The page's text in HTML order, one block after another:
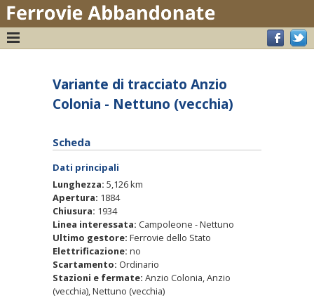
Variante di tracciato Anzio
Colonia - Nettuno (vecchia)
Scheda
Dati principali
Lunghezza: 5,126 km
Apertura: 1884
Chiusura: 1934
Linea interessata: Campoleone - Nettuno
Ultimo gestore: Ferrovie dello Stato
Elettrificazione: no
Scartamento: Ordinario
Stazioni e fermate: Anzio Colonia, Anzio
(vecchia), Nettuno (vecchia)